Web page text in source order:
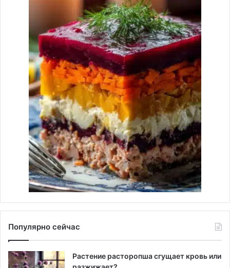
Популярно сейчас
Растение расторопша сгущает кровь или